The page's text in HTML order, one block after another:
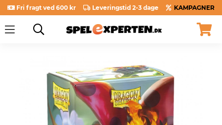
Fri fragt ved 600 kr Leveringstid 2-3 dage KAMPAGNER